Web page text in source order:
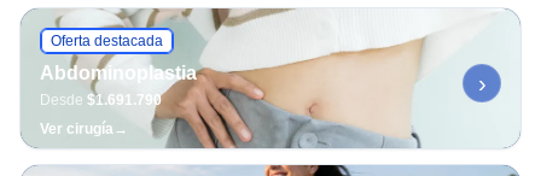
Oferta destacada
Abdominoplastia
Desde $1.691.790
Ver cirugía→
›